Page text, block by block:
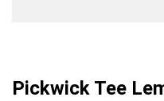
Pickwick Tee